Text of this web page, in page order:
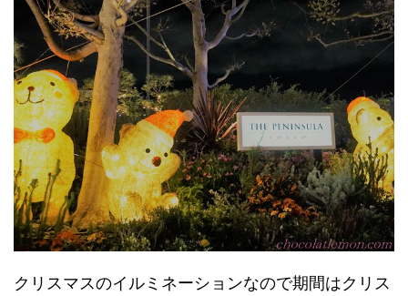
クリスマスのイルミネーションなので期間はクリス